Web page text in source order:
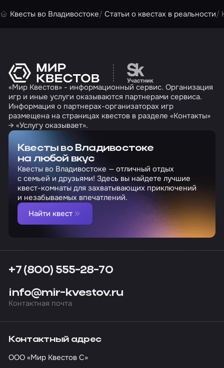
Квесты во Владивостоке Статьи о квестах в реальности
Перейти на сайт
«Мир Квестов» - информационный сервис. Организация
игр и иные услуги оказываются партнерами сервиса.
Информация о партнерах-организаторах игр
размещена на страницах квестов в разделе «Контакты»
→ «Услугу оказывает».
Квесты во Владивостоке
на любой вкус
Квесты во Владивостоке — отличный отдых
с семьей и друзьями! Здесь вы найдете лучшие
квест-комнаты для захватывающих приключений
и незабываемых впечатлений.
Найти квест
+7 (800) 555-28-70
info@mir-kvestov.ru
Контактная почта
Контактный адрес
ООО «Мир Квестов С»